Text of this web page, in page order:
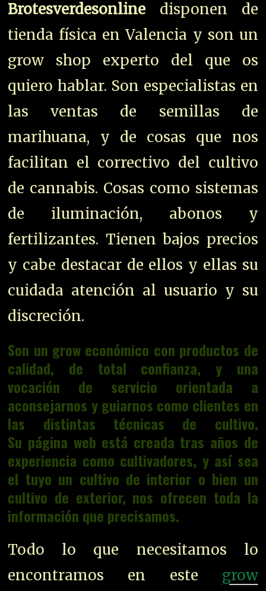
Brotesverdesonline disponen de
tienda física en Valencia y son un
grow shop experto del que os
quiero hablar. Son especialistas en
las ventas de semillas de
marihuana, y de cosas que nos
facilitan el correctivo del cultivo
de cannabis. Cosas como sistemas
de iluminación, abonos y
fertilizantes. Tienen bajos precios
y cabe destacar de ellos y ellas su
cuidada atención al usuario y su
discreción.
Son un grow económico con productos de
calidad, de total confianza, y una
vocación de servicio orientada a
aconsejarnos y guiarnos como clientes en
las distintas técnicas de cultivo.
Su página web está creada tras años de
experiencia como cultivadores, y así sea
el tuyo un cultivo de interior o bien un
cultivo de exterior, nos ofrecen toda la
información que precisamos.
Todo lo que necesitamos lo
encontramos en este grow